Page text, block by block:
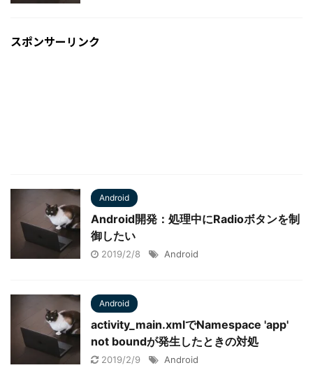
スポンサーリンク
Android
Android開発：処理中にRadioボタンを制
御したい
2019/2/8 Android
Android
activity_main.xmlでNamespace 'app'
not boundが発生したときの対処
2019/2/9 Android